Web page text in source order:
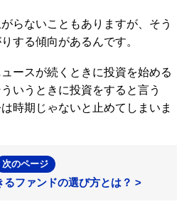
らないこともありますが、そう
する傾向があるんです。
ースが続くときに投資を始める
いうときに投資をすると言う
時期じゃないと止めてしまいま
次のページ
るファンドの選び方とは？ >